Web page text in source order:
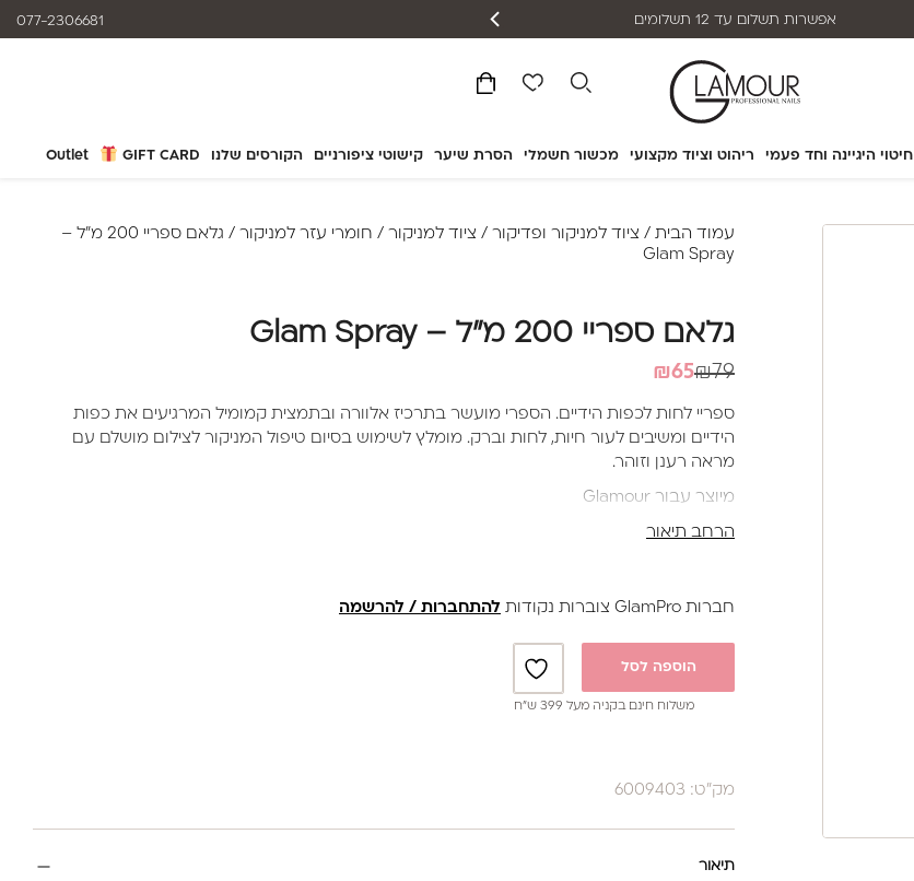
חיטוי היגיינה וחד פעמי ריהוט וציוד מקצועי מכשור חשמלי הסרת שיער קישוטי ציפורניים הקורסים שלנו GIFT CARD
Outlet
077-2306681 אפשרות תשלום עד 12 תשלומים
עמוד הבית / ציוד למניקור ופדיקור / ציוד למניקור / חומרי עזר למניקור
/ גלאם ספריי 200 מ"ל –
Glam Spray
גלאם ספריי 200 מ"ל – Glam Spray
₪79
המחיר
₪79.
₪65
המחיר
₪65.
ספריי לחות לכפות הידיים. הספרי מועשר בתרכיז אלוורה ובתמצית קמומיל המרגיעים את כפות
הידיים ומשיבים לעור חיות, לחות וברק. מומלץ לשימוש בסיום טיפול המניקור לצילום מושלם עם
מראה רענן וזוהר.
מיוצר עבור Glamour
הוראות שימוש:
200 ML
הרחב תיאור
חברות GlamPro צוברות נקודות להתחברות / להרשמה
הוספה לסל
משלוח חינם בקניה מעל 399 ש”ח
מק"ט: 6009403
תיאור